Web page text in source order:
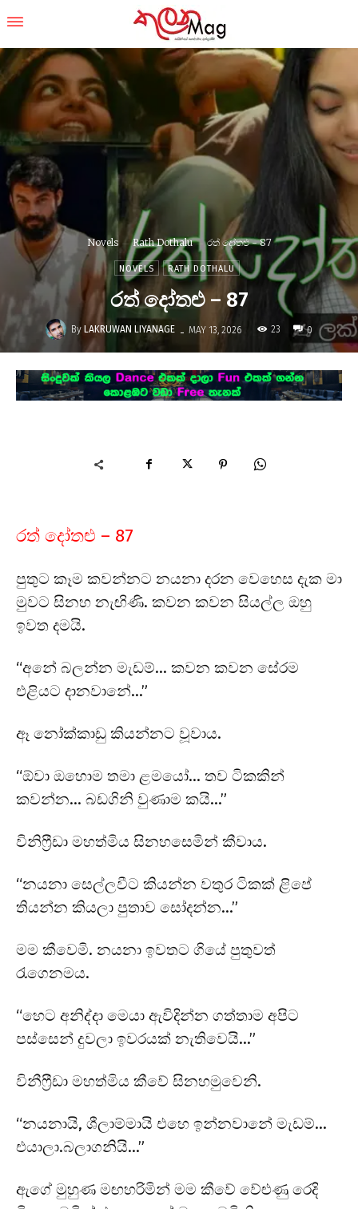
Novels Rath Dothalu රත් දෝතළු - 87
NOVELS RATH DOTHALU
රත් දෝතළු – 87
By LAKRUWAN LIYANAGE - MAY 13, 2026 23 0
රත් දෝතළු – 87
පුතුට කෑම කවන්නට නයනා දරන වෙහෙස දැක මා
මුවට සිනහ නැඟිණි. කවන කවන සියල්ල ඔහු
ඉවත දමයි.
“අනේ බලන්න මැඩම්… කවන කවන සේරම
එළියට දානවානේ…”
ඈ නෝක්කාඩු කියන්නට වූවාය.
“ඕවා ඔහොම තමා ළමයෝ… තව ටිකකින්
කවන්න… බඩගිනි වුණාම කයි…”
විනිෆ්‍රීඩා මහත්මිය සිනහසෙමින් කීවාය.
“නයනා සෙල්ලවීට කියන්න වතුර ටිකක් ළිපේ
තියන්න කියලා පුතාව සෝදන්න…”
මම කීවෙමි. නයනා ඉවතට ගියේ පුතුවත්
රැගෙනමය.
“හෙට අනිද්දා මෙයා ඇවිදින්න ගත්තාම අපිට
පස්සෙන් දුවලා ඉවරයක් නැතිවෙයි…”
විනීෆ්‍රීඩා මහත්මිය කීවේ සිනහමුවෙනි.
“නයනායි, ශීලාම්මායි එහෙ ඉන්නවානේ මැඩම්…
එයාලා.බලාගනියි…”
ඇගේ මුහුණ මඟහරිමින් මම කීවේ වේළුණු රෙදි